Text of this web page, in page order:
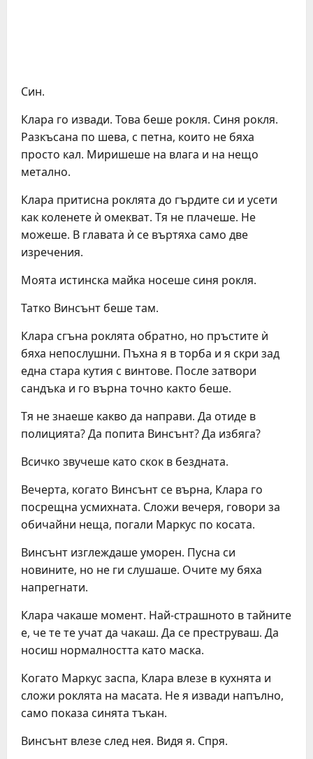
Син.
Клара го извади. Това беше рокля. Синя рокля.
Разкъсана по шева, с петна, които не бяха
просто кал. Миришеше на влага и на нещо
метално.
Клара притисна роклята до гърдите си и усети
как коленете ѝ омекват. Тя не плачеше. Не
можеше. В главата ѝ се въртяха само две
изречения.
Моята истинска майка носеше синя рокля.
Татко Винсънт беше там.
Клара сгъна роклята обратно, но пръстите ѝ
бяха непослушни. Пъхна я в торба и я скри зад
една стара кутия с винтове. После затвори
сандъка и го върна точно както беше.
Тя не знаеше какво да направи. Да отиде в
полицията? Да попита Винсънт? Да избяга?
Всичко звучеше като скок в бездната.
Вечерта, когато Винсънт се върна, Клара го
посрещна усмихната. Сложи вечеря, говори за
обичайни неща, погали Маркус по косата.
Винсънт изглеждаше уморен. Пусна си
новините, но не ги слушаше. Очите му бяха
напрегнати.
Клара чакаше момент. Най-страшното в тайните
е, че те те учат да чакаш. Да се преструваш. Да
носиш нормалността като маска.
Когато Маркус заспа, Клара влезе в кухнята и
сложи роклята на масата. Не я извади напълно,
само показа синята тъкан.
Винсънт влезе след нея. Видя я. Спря.